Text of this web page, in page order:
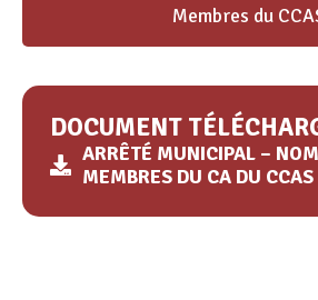
Membres du
DOCUMENT
ARRÊTÉ MUNICIPAL –
MEMBRES DU CA DU CCAS